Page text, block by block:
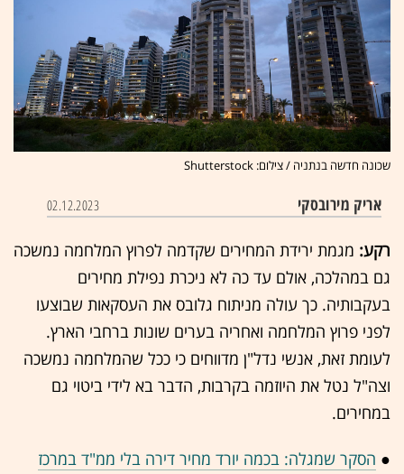
שכונה חדשה בנתניה / צילום: Shutterstock
אריק מירובסקי 02.12.2023
רקע: מגמת ירידת המחירים שקדמה לפרוץ המלחמה נמשכה
גם במהלכה, אולם עד כה לא ניכרת נפילת מחירים
בעקבותיה. כך עולה מניתוח גלובס את העסקאות שבוצעו
לפני פרוץ המלחמה ואחריה בערים שונות ברחבי הארץ.
לעומת זאת, אנשי נדל"ן מדווחים כי ככל שהמלחמה נמשכה
וצה"ל נטל את היוזמה בקרבות, הדבר בא לידי ביטוי גם
במחירים.
● הסקר שמגלה: בכמה יורד מחיר דירה בלי ממ"ד במרכז